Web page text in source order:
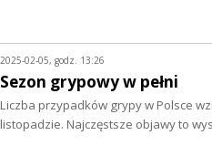
2025-02-05, godz. 13:26
Sezon grypowy w pełni
Liczba przypadków grypy w Polsce
listopadzie. Najczęstsze objawy to